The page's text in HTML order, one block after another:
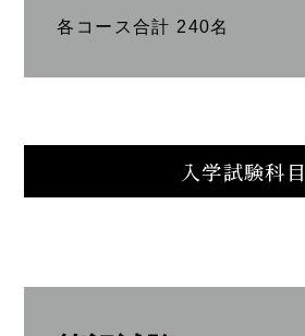
各コース合計 240名
入学試験科目